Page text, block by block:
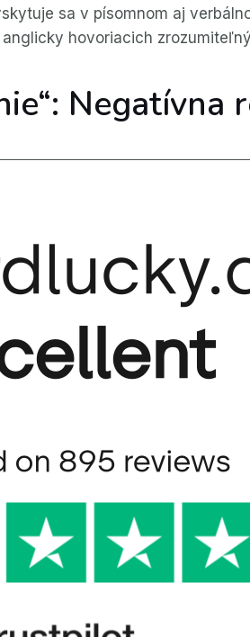
sa v písomnom aj
hovoriacich
Negatívna